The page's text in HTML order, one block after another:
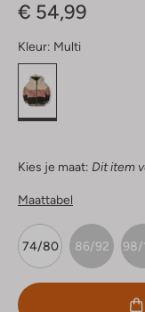
€ 54,99
Kleur: Multi
Kies je maat: Dit item
Maattabel
74/80 86/92 98/